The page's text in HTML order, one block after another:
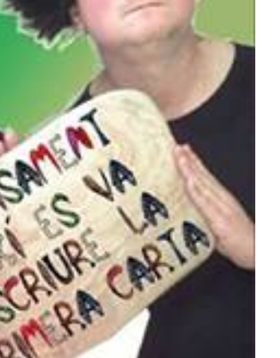
comercio de Biar
rural Empresa e industria Turismo